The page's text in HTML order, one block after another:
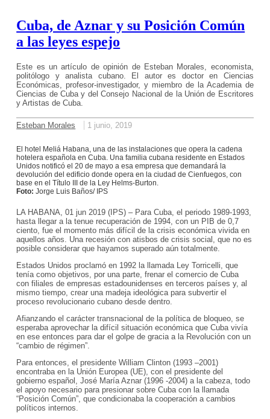
Cuba, de Aznar y su Posición Común
a las leyes espejo
Este es un artículo de opinión de Esteban Morales, economista,
politólogo y analista cubano. El autor es doctor en Ciencias
Económicas, profesor-investigador, y miembro de la Academia de
Ciencias de Cuba y del Consejo Nacional de la Unión de Escritores
y Artistas de Cuba.
Esteban Morales 1 junio, 2019
El hotel Meliá Habana, una de las instalaciones que opera la cadena
hotelera española en Cuba. Una familia cubana residente en Estados
Unidos notificó el 20 de mayo a esa empresa que demandará la
devolución del edificio donde opera en la ciudad de Cienfuegos, con
base en el Título III de la Ley Helms-Burton.
Foto:Jorge Luis Baños/ IPS
LA HABANA, 01 jun 2019 (IPS)– Para Cuba, el periodo 1989-1993,
hasta llegar a la tenue recuperación de 1994, con un PIB de 0,7
ciento, fue el momento más difícil de la crisis económica vivida en
aquellos años. Una recesión con atisbos de crisis social, que no es
posible considerar que hayamos superado aún totalmente.
Estados Unidos proclamó en 1992 la llamada Ley Torricelli, que
tenía como objetivos, por una parte, frenar el comercio de Cuba
con filiales de empresas estadounidenses en terceros países y, al
mismo tiempo, crear una madeja ideológica para subvertir el
proceso revolucionario cubano desde dentro.
Afianzando el carácter transnacional de la política de bloqueo, se
esperaba aprovechar la difícil situación económica que Cuba vivía
en ese entonces para dar el golpe de gracia a la Revolución con un
“cambio de régimen”.
Para entonces, el presidente William Clinton (1993 –2001)
encontraba en la Unión Europea (UE), con el presidente del
gobierno español, José María Aznar (1996 -2004) a la cabeza, todo
el apoyo necesario para presionar sobre Cuba con la llamada
“Posición Común”, que condicionaba la cooperación a cambios
políticos internos.